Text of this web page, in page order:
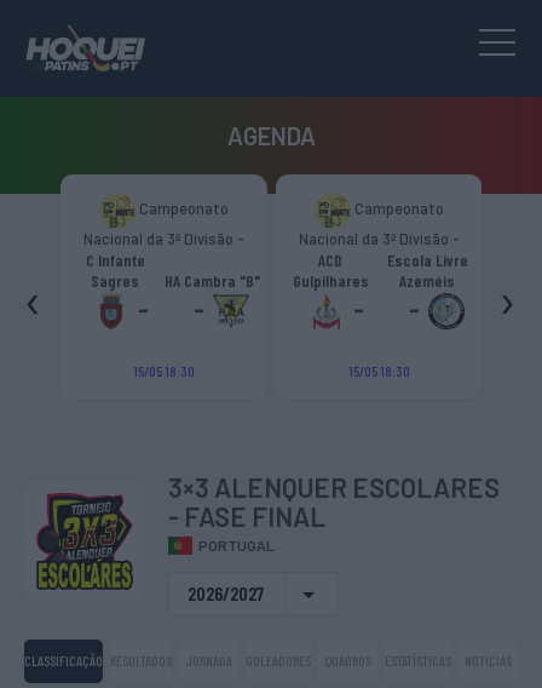
AGENDA
Campeonato
Nacional da 3ª Divisão -
Zona Norte “B”
C Infante
Sagres
-
HA Cambra "B"
-
15/05 18:30
Campeonato
Nacional da 3ª Divisão -
Zona Norte “B”
ACD
Gulpilhares
-
Escola Livre
Azeméis
-
15/05 18:30
‹ ›
3×3 ALENQUER ESCOLARES
- FASE FINAL
PORTUGAL
2026/2027
CLASSIFICAÇÃO RESULTADOS JORNADA GOLEADORES QUADROS ESTATÍSTICAS NOTICIAS